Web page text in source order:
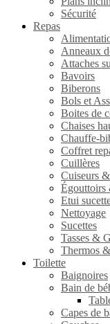
Sécurité
Repas
Anneaux
Attaches
Bavoirs
Biberons
Bols et
Boites de
Chaises
Chauffe-
Coffret
Cuillères
Cuiseurs
Égouttoirs
Etui
Nettoyage
Sucettes
Tasses &
Thermos
Toilette
Baignoires
Bain de
Capes de